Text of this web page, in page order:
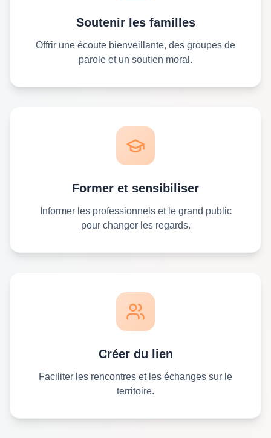
Soutenir les familles
Offrir une écoute bienveillante, des groupes de
parole et un soutien moral.
Former et sensibiliser
Informer les professionnels et le grand public
pour changer les regards.
Créer du lien
Faciliter les rencontres et les échanges sur le
territoire.